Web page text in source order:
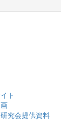
ト
究会提供資料